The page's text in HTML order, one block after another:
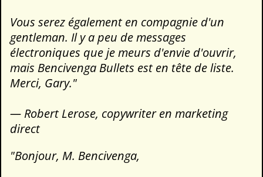
Vous serez également en compagnie d'un
gentleman. Il y a peu de messages
électroniques que je meurs d'envie d'ouvrir,
mais Bencivenga Bullets est en tête de liste.
Merci, Gary."
— Robert Lerose, copywriter en marketing
direct
"Bonjour, M. Bencivenga,